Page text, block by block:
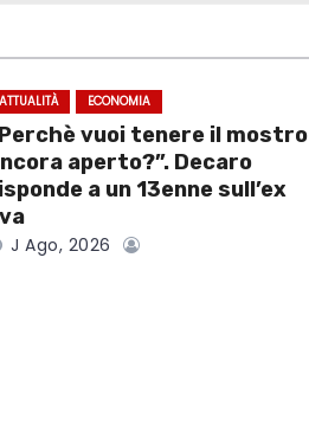
ATTUALITÀ ECONOMIA
vuoi tenere il mostro
aperto?”. Decaro
a un 13enne sull’ex
J Ago, 2026